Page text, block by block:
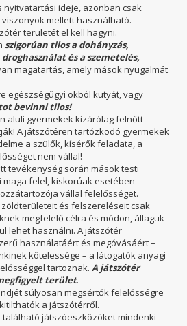
nyitvatartási ideje, azonban csak
mellett használható.
területét el kell hagyni.
szigorúan tilos a dohányzás,
és a szemetelés,
magatartás, amely mások nyugalmát
egészségügyi okból kutyát, vagy
bevinni tilos!
aluli gyermekek kizárólag felnőtt
A játszótéren tartózkodó gyermekek
a szülők, kísérők feladata, a
nem vállal!
tevékenység során mások testi
felel, kiskorúak esetében
vállal felelősséget.
és felszereléseit csak
megfelelő célra és módon, állaguk
lehet használni. A játszótér
használatáért és megóvásáért –
kötelessége – a látogatók anyagi
tartoznak. A játszótér
terület.
súlyosan megsértők felelősségre
a játszótérről.
található játszóeszközöket mindenki